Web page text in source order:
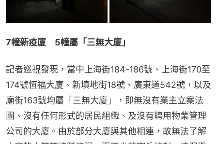
7幢新疫廈　5幢屬「三無大廈」
記者巡視發現，當中上海街184-186號、上海街170至
174號恆福大廈、新填地街18號、廣東道542號，以及
廟街163號均屬「三無大廈」，即無沒有業主立案法
團、沒有任何形式的居民組織、及沒有聘用物業管理
公司的大廈。由於部分大廈與其他相連，故無法了解